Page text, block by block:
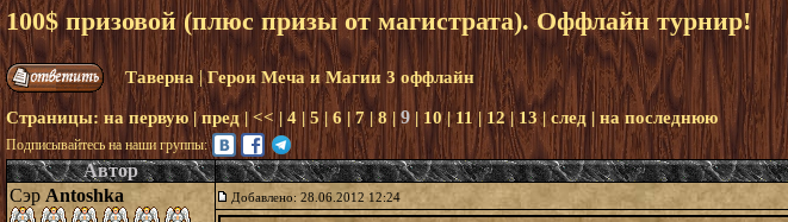
100$ призовой (плюс призы от магистрата). Оффлайн турнир!
Таверна|Герои Меча и Магии 3 оффлайн
Страницы: на первую|пред|<< | 4 | 5| 6 |7|8 | 9 | 10|11| 12|13|след |на последнюю
Подписывайтесь на наши группы:
Автор
Сэр Antoshka Добавлено: 28.06.2012 12:24